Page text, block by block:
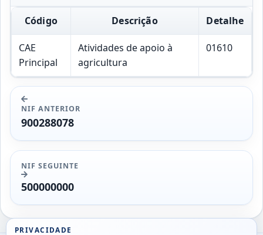
Código Descrição Detalhe
CAE
Principal
Atividades de apoio à
agricultura
01610
NIF ANTERIOR
900288078
NIF SEGUINTE
500000000
PRIVACIDADE